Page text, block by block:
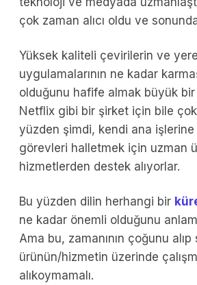
çok zaman alıcı oldu ve
Yüksek kaliteli çevirilerin ve
uygulamalarının ne kadar
olduğunu hafife almak büyük
Netflix gibi bir şirket için bile çok
yüzden şimdi, kendi ana işlerine
görevleri halletmek için uzman
hizmetlerden destek alıyorlar.
Bu yüzden dilin herhangi bir
ne kadar önemli olduğunu
Ama bu, zamanının çoğunu alıp
ürünün/hizmetin üzerinde
alıkoymamalı.